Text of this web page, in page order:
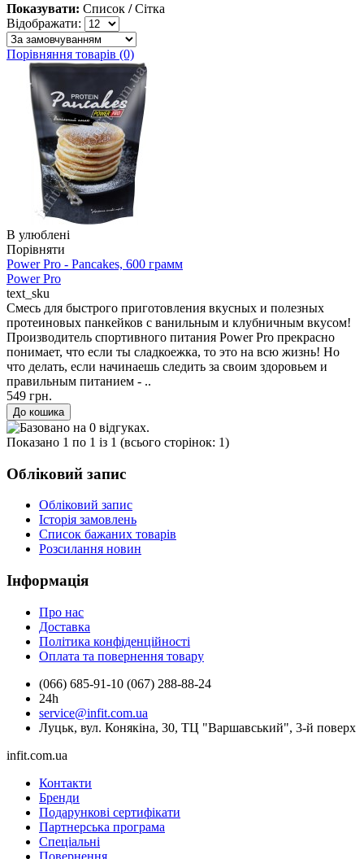
Показувати: Список / Сітка
Відображати:
Порівняння товарів (0)
В улюблені
Порівняти
Power Pro - Pancakes, 600 грамм
Power Pro
text_sku
Смесь для быстрого приготовления вкусных и полезных
протеиновых панкейков с ванильным и клубничным вкусом!
Производитель спортивного питания Power Pro прекрасно
понимает, что если ты сладкоежка, то это на всю жизнь! Но
что делать, если начинаешь следить за своим здоровьем и
правильным питанием - ..
549 грн.
Показано 1 по 1 із 1 (всього сторінок: 1)
Обліковий запис
Обліковий запис
Історія замовлень
Список бажаних товарів
Розсилання новин
Інформація
Про нас
Доставка
Політика конфіденційності
Оплата та повернення товару
(066) 685-91-10 (067) 288-88-24
24h
service@infit.com.ua
Луцьк, вул. Конякіна, 30, ТЦ "Варшавський", 3-й поверх
infit.com.ua
Контакти
Бренди
Подарункові сертифікати
Партнерська програма
Спеціальні
Повернення